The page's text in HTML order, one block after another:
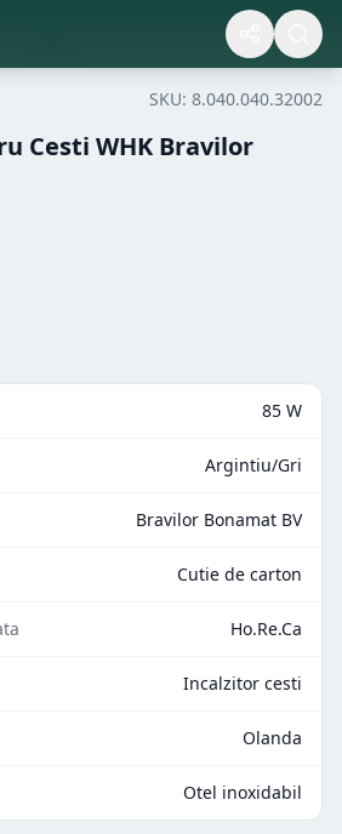
SKU: 8.040.040.32002
Cesti WHK Bravilor
85 W
Argintiu/Gri
Bravilor Bonamat BV
Cutie de carton
Ho.Re.Ca
Incalzitor cesti
Olanda
Otel inoxidabil